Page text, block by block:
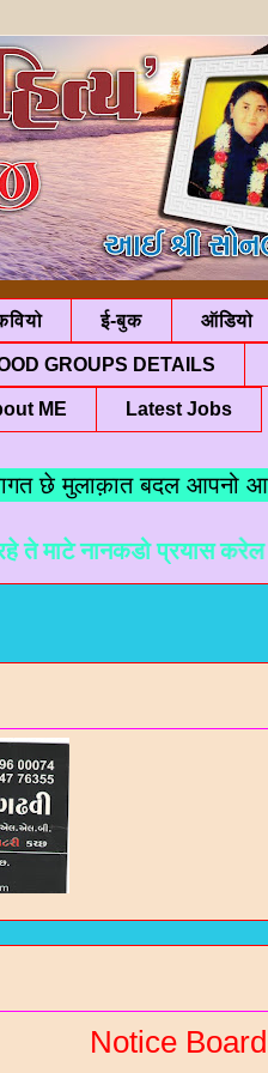
ई-बुक ऑडियो
GROUPS DETAILS
ME Latest Jobs
छे मुलाक़ात बदल आपनो आभार "
नानकडो प्रयास करेल छे.
Notice Board